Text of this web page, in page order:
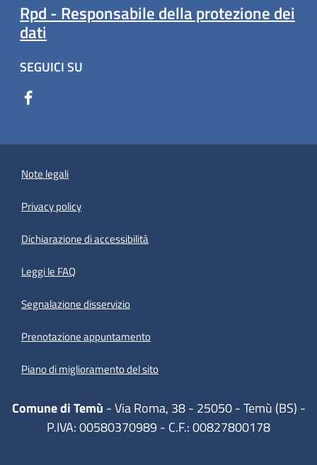
Rpd - Responsabile della protezione dei
dati
SEGUICI SU
Note legali
Privacy policy
Dichiarazione di accessibilità
Leggi le FAQ
Segnalazione disservizio
Prenotazione appuntamento
Piano di miglioramento del sito
Comune di Temù - Via Roma, 38 - 25050 - Temù (BS) -
P.IVA: 00580370989 - C.F.: 00827800178